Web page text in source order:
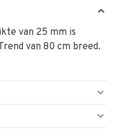
van 25 mm is
van 80 cm breed.